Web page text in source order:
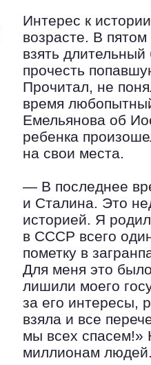
Интерес к
возрасте. В
взять
прочесть
Прочитал, не
время
Емельянова об
ребенка
на свои места.
— В последнее
и Сталина. Это
историей. Я
в СССР всего
пометку в
Для меня это
лишили моего
за его интересы,
взяла и все
мы всех спасем!»
миллионам